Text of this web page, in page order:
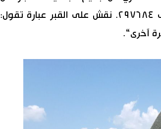
٦ أغسطس/ آب ٢٠١٥ وصل عدد الأسماء إلى ٢٩٧٦٨٤. نقش على القبر عبارة تقول:
آخرى“.